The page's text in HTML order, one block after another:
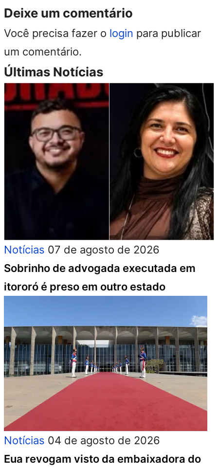
Deixe um comentário
Você precisa fazer o login para publicar
um comentário.
Últimas Notícias
Notícias 07 de agosto de 2026
Sobrinho de advogada executada em
itororó é preso em outro estado
Notícias 04 de agosto de 2026
Eua revogam visto da embaixadora do